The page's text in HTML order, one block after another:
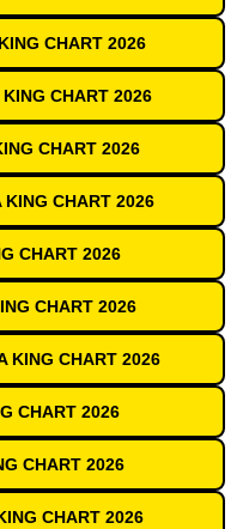
CHART 2026
CHART 2026
CHART 2026
KING CHART 2026
CHART 2026
CHART 2026
KING CHART 2026
CHART 2026
CHART 2026
CHART 2026